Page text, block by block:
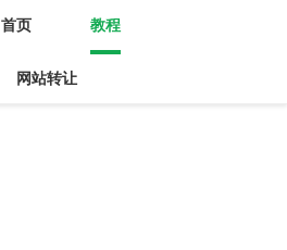
首页 教程
网站转让